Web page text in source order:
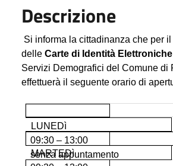
Descrizione
Si informa la cittadinanza che per
delle Carte di Identità Elettroniche
Servizi Demografici del Comune di
effettuerà il seguente orario di
LUNEDì
09:30 – 13:00
senza appuntamento
MARTEDì